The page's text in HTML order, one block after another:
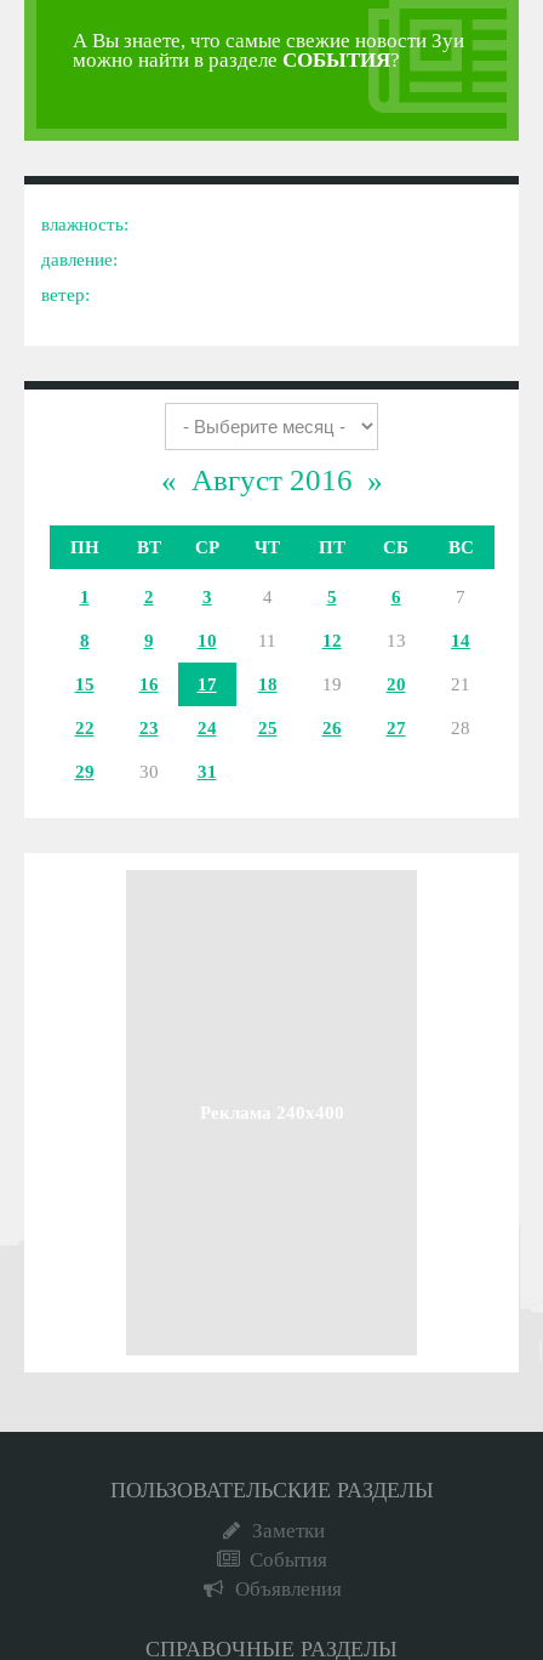
А Вы знаете, что самые свежие новости Зуи
можно найти в разделе СОБЫТИЯ?
влажность:
давление:
ветер:
« Август 2016 »
ПН ВТ СР ЧТ ПТ СБ ВС
1 2 3 4 5 6 7
8 9 10 11 12 13 14
15 16 17 18 19 20 21
22 23 24 25 26 27 28
29 30 31
Реклама 240x400
ПОЛЬЗОВАТЕЛЬСКИЕ РАЗДЕЛЫ
Заметки
События
Объявления
СПРАВОЧНЫЕ РАЗДЕЛЫ